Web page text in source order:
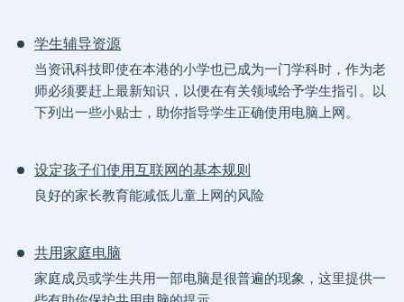
学生辅导资源
当资讯科技即使在本港的小学也已成为一门学科时，作为老
师必须要赶上最新知识，以便在有关领域给予学生指引。以
下列出一些小贴士，助你指导学生正确使用电脑上网。
设定孩子们使用互联网的基本规则
良好的家长教育能减低儿童上网的风险
共用家庭电脑
家庭成员或学生共用一部电脑是很普遍的现象，这里提供一